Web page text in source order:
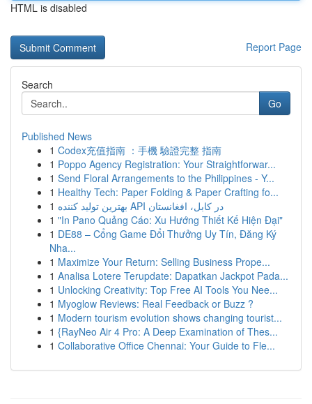
HTML is disabled
Report Page
Search
Go
Published News
1 Codex充值指南 ：手機 驗證完整 指南
1 Poppo Agency Registration: Your Straightforwar...
1 Send Floral Arrangements to the Philippines - Y...
1 Healthy Tech: Paper Folding & Paper Crafting fo...
1
بهترین تولید کننده API در کابل، افغانستان
1 "In Pano Quảng Cáo: Xu Hướng Thiết Kế Hiện Đại"
1 DE88 – Cổng Game Đổi Thưởng Uy Tín, Đăng Ký
Nha...
1 Maximize Your Return: Selling Business Prope...
1 Analisa Lotere Terupdate: Dapatkan Jackpot Pada...
1 Unlocking Creativity: Top Free AI Tools You Nee...
1 Myoglow Reviews: Real Feedback or Buzz ?
1 Modern tourism evolution shows changing tourist...
1 {RayNeo Air 4 Pro: A Deep Examination of Thes...
1 Collaborative Office Chennai: Your Guide to Fle...